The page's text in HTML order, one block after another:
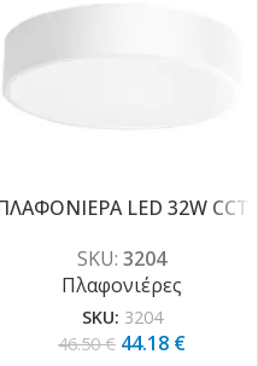
LED 32W CCT
SKU: 3204
Πλαφονιέρες
SKU: 3204
46.50€ 44.18 €